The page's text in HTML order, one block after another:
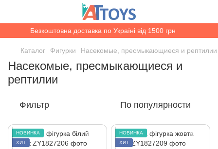
Безкоштовна доставка по Україні від 1500 грн
Каталог Фигурки Насекомые, пресмыкающиеся и рептилии
Насекомые, пресмыкающиеся и
рептилии
Фильтр По популярности
НОВИНКА
ХИТ
НОВИНКА
ХИТ